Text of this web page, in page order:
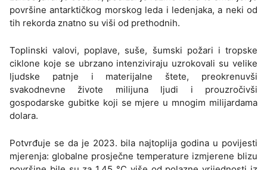
površine antarktičkog morskog leda i ledenjaka, a neki od
tih rekorda znatno su viši od prethodnih.
Toplinski valovi, poplave, suše, šumski požari i tropske
ciklone koje se ubrzano intenziviraju uzrokovali su velike
ljudske patnje i materijalne štete, preokrenuvši
svakodnevne živote milijuna ljudi i prouzročivši
gospodarske gubitke koji se mjere u mnogim milijardama
dolara.
Potvrđuje se da je 2023. bila najtoplija godina u povijesti
mjerenja: globalne prosječne temperature izmjerene blizu